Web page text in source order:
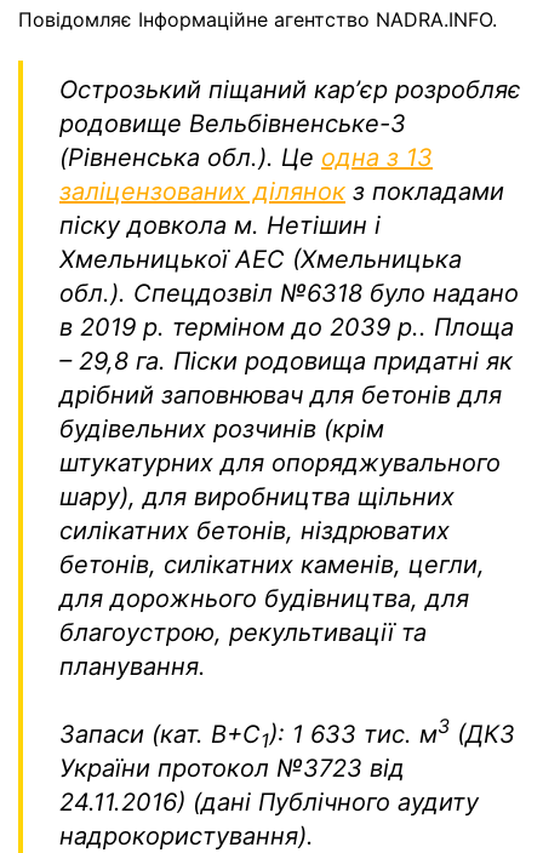
Повідомляє Інформаційне агентство NADRA.INFO.
Острозький піщаний карʼєр розробляє
родовище Вельбівненське-3
(Рівненська обл.). Це одна з 13
заліцензованих ділянок з покладами
піску довкола м. Нетішин і
Хмельницької АЕС (Хмельницька
обл.). Спецдозвіл №6318 було надано
в 2019 р. терміном до 2039 р.. Площа
– 29,8 га. Піски родовища придатні як
дрібний заповнювач для бетонів для
будівельних розчинів (крім
штукатурних для опоряджувального
шару), для виробництва щільних
силікатних бетонів, ніздрюватих
бетонів, силікатних каменів, цегли,
для дорожнього будівництва, для
благоустрою, рекультивації та
планування.
Запаси (кат. В+С1): 1 633 тис. м3 (ДКЗ
України протокол №3723 від
24.11.2016) (дані Публічного аудиту
надрокористування).